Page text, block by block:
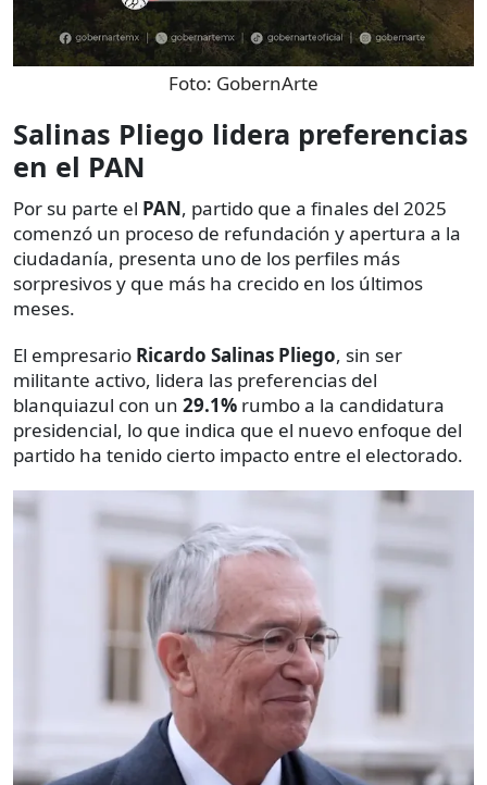
Foto: GobernArte
Salinas Pliego lidera preferencias
en el PAN
Por su parte el PAN, partido que a finales del 2025
comenzó un proceso de refundación y apertura a la
ciudadanía, presenta uno de los perfiles más
sorpresivos y que más ha crecido en los últimos
meses.
El empresario Ricardo Salinas Pliego, sin ser
militante activo, lidera las preferencias del
blanquiazul con un 29.1% rumbo a la candidatura
presidencial, lo que indica que el nuevo enfoque del
partido ha tenido cierto impacto entre el electorado.